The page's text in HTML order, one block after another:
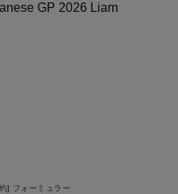
GP 2026 Liam
] フォーミュラー